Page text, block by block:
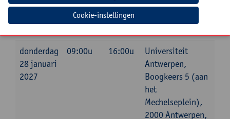
reinhilde.mampuys@uantwerpen.be
donderdag
28 januari
2027
09:00u 16:00u
Universiteit
Antwerpen,
Boogkeers 5 (aan
het
Mechelseplein),
2000 Antwerpen,
Cookie-instellingen